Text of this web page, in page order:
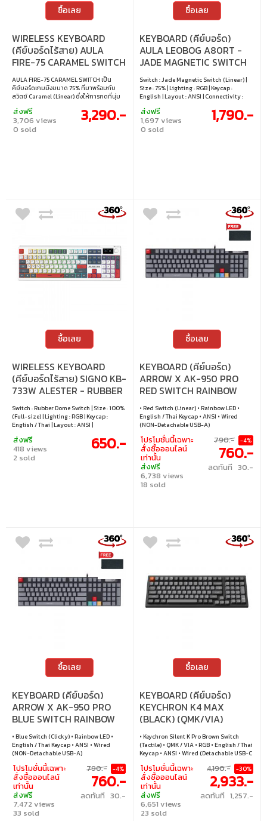
ซื้อเลย
WIRELESS KEYBOARD
(คีย์บอร์ดไร้สาย) AULA
FIRE-75 CARAMEL SWITCH
RGB EN/TH - GRAY-
WHITE-BLUE
AULA FIRE-75 CARAMEL SWITCH เป็น
คีย์บอร์ดเกมมิ่งขนาด 75% ที่มาพร้อมกับ
สวิตช์ Caramel (Linear) ซึ่งให้การกดที่นุ่ม
สำหรับการเล่นเกมที่ต้องการความแม่นยำสูง
และการพิมพ์ที่สะดวกสบาย คีย์บอร์ดนี้มา
พร้อมกับแสงไฟ RGB ที่สามารถปรับแต่งได้
ส่งฟรี
3,706 views
0 sold
3,290.-
ซื้อเลย
KEYBOARD (คีย์บอร์ด)
AULA LEOBOG A80RT -
JADE MAGNETIC SWITCH
RGB EN BLACK
Switch : Jade Magnetic Switch (Linear) |
Size : 75% | Lighting : RGB | Keycap :
English | Layout : ANSI | Connectivity :
swappable : Yes
ส่งฟรี
1,697 views
0 sold
1,790.-
ซื้อเลย
WIRELESS KEYBOARD
(คีย์บอร์ดไร้สาย) SIGNO KB-
733W ALESTER - RUBBER
DOME SWITCH RGB EN/TH
WHITE
Switch : Rubber Dome Switch | Size : 100%
(Full-size) | Lighting : RGB | Keycap :
English / Thai | Layout : ANSI |
Bluetooth | Cable : USB-C to USB-A cable
ส่งฟรี
418 views
2 sold
650.-
ซื้อเลย
KEYBOARD (คีย์บอร์ด)
ARROW X AK-950 PRO
RED SWITCH RAINBOW
LED EN/TH - BLACK
• Red Switch (Linear) • Rainbow LED •
English / Thai Keycap • ANSI • Wired
(NON-Detachable USB-A)
โปรโมชั่นนี้เฉพาะ
สั่งซื้อออนไลน์
เท่านั้น
ส่งฟรี
6,738 views
18 sold
790.- -4%
760.-
ลดทันที 30.-
ซื้อเลย
KEYBOARD (คีย์บอร์ด)
ARROW X AK-950 PRO
BLUE SWITCH RAINBOW
LED EN/TH - BLACK
• Blue Switch (Clicky) • Rainbow LED •
English / Thai Keycap • ANSI • Wired
(NON-Detachable USB-A)
โปรโมชั่นนี้เฉพาะ
สั่งซื้อออนไลน์
เท่านั้น
ส่งฟรี
7,472 views
33 sold
790.- -4%
760.-
ลดทันที 30.-
ซื้อเลย
KEYBOARD (คีย์บอร์ด)
KEYCHRON K4 MAX
(BLACK) (QMK/VIA)
(KEYCHRON SILENT K PRO
BROWN SWITCH RGB
EN/TH) (K4M-H8-TH)
• Keychron Silent K Pro Brown Switch
(Tactile) • QMK / VIA • RGB • English / Thai
Keycap • ANSI • Wired (Detachable USB-C
to USB-A) • 2.4GHz Wireless • Bluetooth
5.1 • Hot Swappable (3 / 5 pin) • Windows /
macOS / Linux
โปรโมชั่นนี้เฉพาะ
สั่งซื้อออนไลน์
เท่านั้น
ส่งฟรี
6,651 views
23 sold
4,190.- -30%
2,933.-
ลดทันที 1,257.-